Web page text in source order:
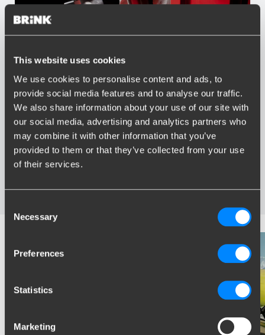
This website uses cookies
We use cookies to personalise content and ads, to
provide social media features and to analyse our traffic.
We also share information about your use of our site with
our social media, advertising and analytics partners who
may combine it with other information that you’ve
provided to them or that they’ve collected from your use
of their services.
Selection
Necessary
Preferences
Statistics
Marketing
Voordelen van Brink
Grootste assortiment trekhaken van Nederland
Trekhaak speciaal afgestemd op uw automerk en model
Veilige, gecertificeerde trekhaken
Montage bij u in de buurt